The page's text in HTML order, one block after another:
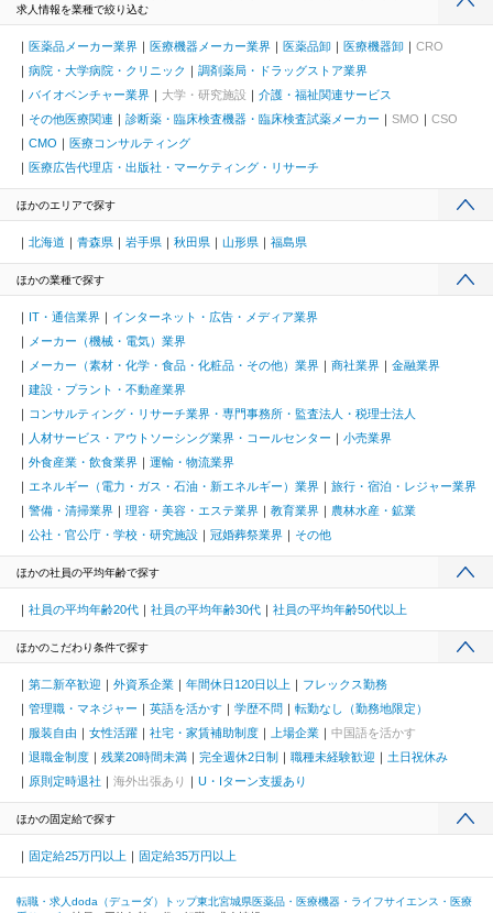
求人情報を業種で絞り込む
医薬品メーカー業界 医療機器メーカー業界 医薬品卸 医療機器卸
CRO
病院・大学病院・クリニック
調剤薬局・ドラッグストア業界
バイオベンチャー業界
大学・研究施設
介護・福祉関連サービス
その他医療関連
診断薬・臨床検査機器・臨床検査試薬メーカー SMO
CSO
CMO
医療コンサルティング
医療広告代理店・出版社・マーケティング・リサーチ
ほかのエリアで探す
北海道 青森県 岩手県 秋田県 山形県 福島県
ほかの業種で探す
IT・通信業界
インターネット・広告・メディア業界
メーカー（機械・電気）業界
メーカー（素材・化学・食品・化粧品・その他）業界
商社業界
金融業界
建設・プラント・不動産業界
コンサルティング・リサーチ業界・専門事務所・監査法人・税理士法人
人材サービス・アウトソーシング業界・コールセンター
小売業界
外食産業・飲食業界
運輸・物流業界
エネルギー（電力・ガス・石油・新エネルギー）業界
旅行・宿泊・レジャー業界
警備・清掃業界
理容・美容・エステ業界 教育業界
農林水産・鉱業
公社・官公庁・学校・研究施設
冠婚葬祭業界 その他
ほかの社員の平均年齢で探す
社員の平均年齢20代 社員の平均年齢30代 社員の平均年齢50代以上
ほかのこだわり条件で探す
第二新卒歓迎 外資系企業 年間休日120日以上
フレックス勤務
管理職・マネジャー
英語を活かす 学歴不問
転勤なし（勤務地限定）
服装自由
女性活躍 社宅・家賃補助制度 上場企業
中国語を活かす
退職金制度
残業20時間未満 完全週休2日制 職種未経験歓迎
土日祝休み
原則定時退社
海外出張あり U・Iターン支援あり
ほかの固定給で探す
固定給25万円以上 固定給35万円以上
転職・求人doda（デューダ）トップ東北宮城県医薬品・医療機器・ライフサイエンス・医療